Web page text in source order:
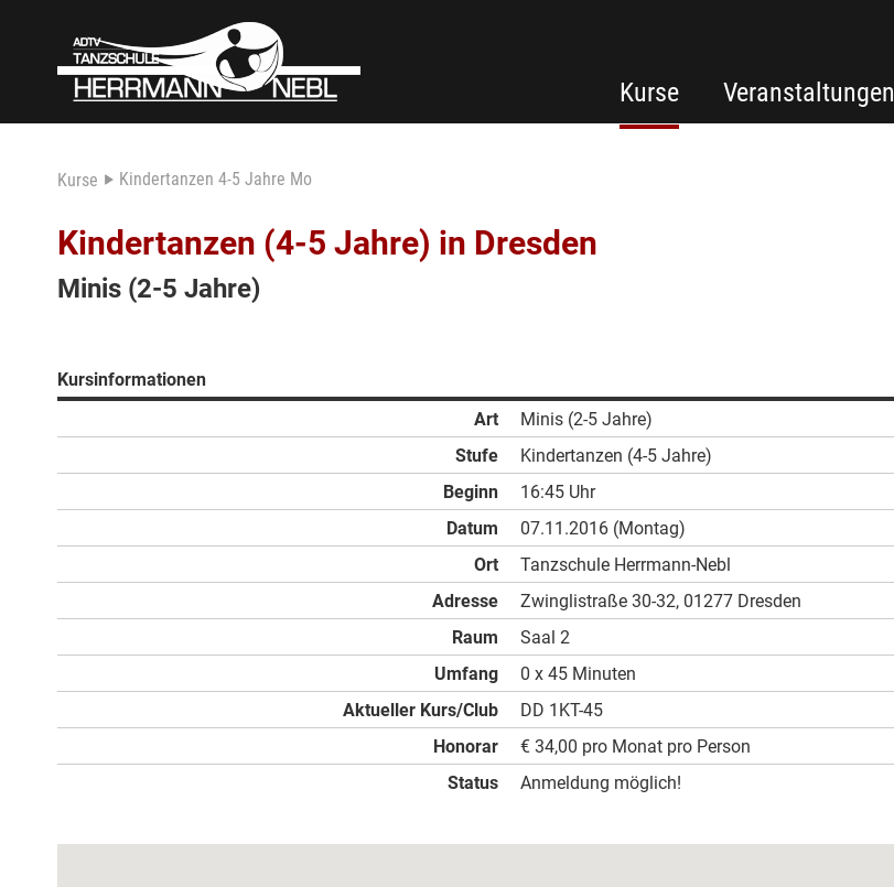
Kurse Veranstaltungen
Kurse Kindertanzen 4-5 Jahre Mo
Kindertanzen (4-5 Jahre) in Dresden
Minis (2-5 Jahre)
Kursinformationen
Art
Minis (2-5 Jahre)
Stufe
Kindertanzen (4-5 Jahre)
Beginn
16:45 Uhr
Datum
07.11.2016 (Montag)
Ort
Tanzschule Herrmann-Nebl
Adresse
Zwinglistraße 30-32, 01277 Dresden
Raum
Saal 2
Umfang
0 x 45 Minuten
Aktueller Kurs/Club
DD 1KT-45
Honorar
€ 34,00 pro Monat pro Person
Status
Anmeldung möglich!